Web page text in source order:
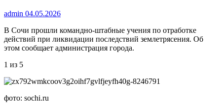
admin 04.05.2026
В Сочи прошли командно-штабные учения по отработке
действий при ликвидации последствий землетрясения. Об
этом сообщает администрация города.
1 из 5
фото: sochi.ru